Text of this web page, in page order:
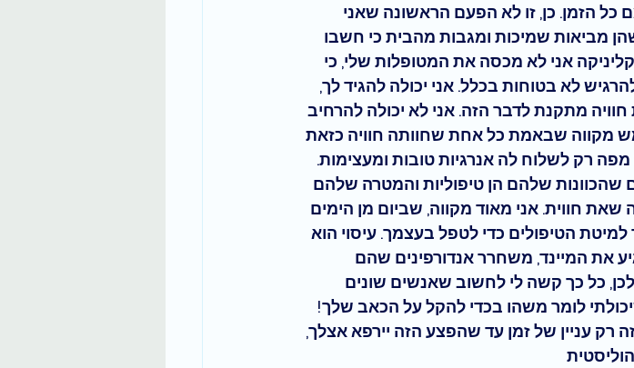
כל הזמן. כן, זו לא הפעם הראשונה שאני
מביאות שמיכות ומגבות מהבית כי חשבו
אני לא מכסה את המטופלות שלי, כי
לא בטוחות בכלל. אני יכולה להגיד לך,
מתקנת לדבר הזה. אני לא יכולה להרחיב
מקווה שבאמת כל אחת שחוותה חוויה כזאת
מפה רק לשלוח לה אנרגיות טובות ומעצימות.
שהכוונות שלהם הן טיפוליות והמטרה שלהם
חווית. אני מאוד מקווה, שביום מן הימים
למיטת הטיפולים כדי לטפל בעצמך. עיסוי הוא
את המיינד, משחרר אנדורפינים שהם
כל כך קשה לי לחשוב שאנשים שונים
לומר משהו בכדי להקל על הכאב שלך!
עניין של זמן עד שהפצע הזה יירפא אצלך,